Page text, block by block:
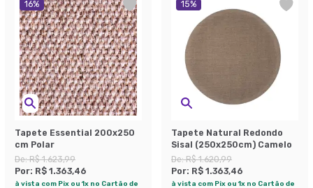
16%
Tapete Essential 200x250
cm Polar
De:R$ 1.623,99
Por: R$ 1.363,46
à vista com Pix ou 1x no Cartão de
15%
Tapete Natural Redondo
Sisal (250x250cm) Camelo
De:R$ 1.620,99
Por: R$ 1.363,46
à vista com Pix ou 1x no Cartão de